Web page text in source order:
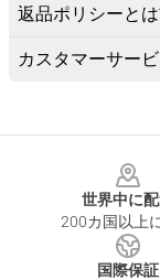
返品ポリシーと
カスタマーサー
世界中に
200カ国以上
国際保証